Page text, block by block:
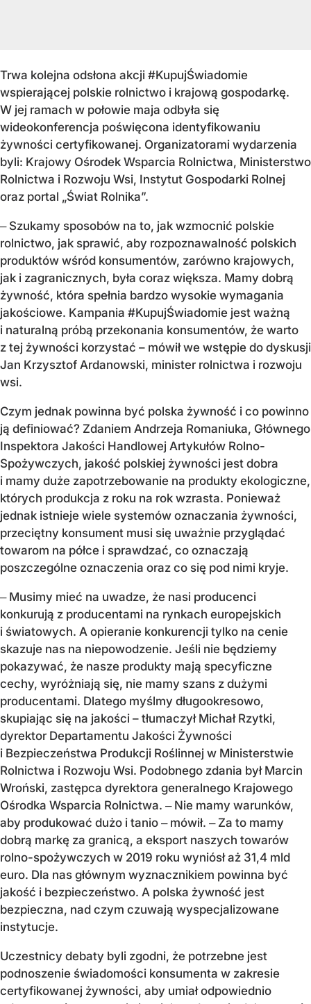
Trwa kolejna odsłona akcji #KupujŚwiadomie
wspierającej polskie rolnictwo i krajową gospodarkę.
W jej ramach w połowie maja odbyła się
wideokonferencja poświęcona identyfikowaniu
żywności certyfikowanej. Organizatorami wydarzenia
byli: Krajowy Ośrodek Wsparcia Rolnictwa, Ministerstwo
Rolnictwa i Rozwoju Wsi, Instytut Gospodarki Rolnej
oraz portal „Świat Rolnika”.
‒ Szukamy sposobów na to, jak wzmocnić polskie
rolnictwo, jak sprawić, aby rozpoznawalność polskich
produktów wśród konsumentów, zarówno krajowych,
jak i zagranicznych, była coraz większa. Mamy dobrą
żywność, która spełnia bardzo wysokie wymagania
jakościowe. Kampania #KupujŚwiadomie jest ważną
i naturalną próbą przekonania konsumentów, że warto
z tej żywności korzystać – mówił we wstępie do dyskusji
Jan Krzysztof Ardanowski, minister rolnictwa i rozwoju
wsi.
Czym jednak powinna być polska żywność i co powinno
ją definiować? Zdaniem Andrzeja Romaniuka, Głównego
Inspektora Jakości Handlowej Artykułów Rolno-
Spożywczych, jakość polskiej żywności jest dobra
i mamy duże zapotrzebowanie na produkty ekologiczne,
których produkcja z roku na rok wzrasta. Ponieważ
jednak istnieje wiele systemów oznaczania żywności,
przeciętny konsument musi się uważnie przyglądać
towarom na półce i sprawdzać, co oznaczają
poszczególne oznaczenia oraz co się pod nimi kryje.
‒ Musimy mieć na uwadze, że nasi producenci
konkurują z producentami na rynkach europejskich
i światowych. A opieranie konkurencji tylko na cenie
skazuje nas na niepowodzenie. Jeśli nie będziemy
pokazywać, że nasze produkty mają specyficzne
cechy, wyróżniają się, nie mamy szans z dużymi
producentami. Dlatego myślmy długookresowo,
skupiając się na jakości – tłumaczył Michał Rzytki,
dyrektor Departamentu Jakości Żywności
i Bezpieczeństwa Produkcji Roślinnej w Ministerstwie
Rolnictwa i Rozwoju Wsi. Podobnego zdania był Marcin
Wroński, zastępca dyrektora generalnego Krajowego
Ośrodka Wsparcia Rolnictwa. ‒ Nie mamy warunków,
aby produkować dużo i tanio ‒ mówił. ‒ Za to mamy
dobrą markę za granicą, a eksport naszych towarów
rolno-spożywczych w 2019 roku wyniósł aż 31,4 mld
euro. Dla nas głównym wyznacznikiem powinna być
jakość i bezpieczeństwo. A polska żywność jest
bezpieczna, nad czym czuwają wyspecjalizowane
instytucje.
Uczestnicy debaty byli zgodni, że potrzebne jest
podnoszenie świadomości konsumenta w zakresie
certyfikowanej żywności, aby umiał odpowiednio